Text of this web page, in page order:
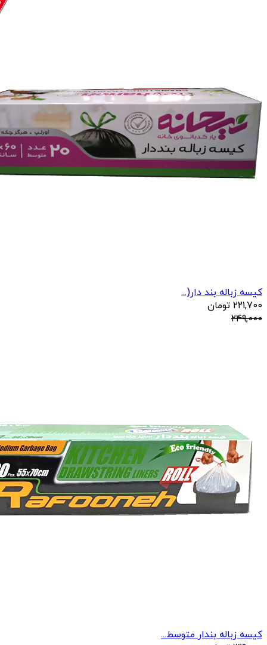
کیسه زباله بند دار(...
221,700 تومان
249,000
کیسه زباله بندار متوسط...